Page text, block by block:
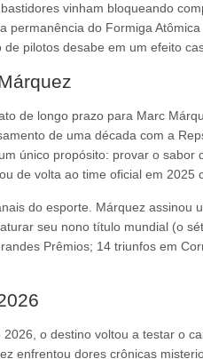
vinham bloqueando
permanência do Formiga
pilotos desabe em um efeito
de longo prazo para Marc
de uma década com a
único propósito: provar o sabor
de volta ao time oficial em 2025
do esporte. Márquez assinou
seu nono título mundial (o
Prêmios; 14 triunfos em
o destino voltou a testar o
enfrentou dores crônicas